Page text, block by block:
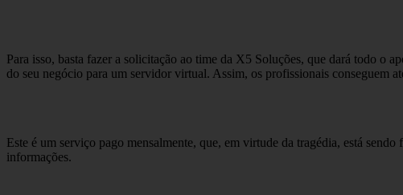
Para isso, basta fazer a solicitação ao time da X5 Soluções, que dará todo o
do seu negócio para um servidor virtual. Assim, os profissionais conseguem
Este é um serviço pago mensalmente, que, em virtude da tragédia, está
informações.